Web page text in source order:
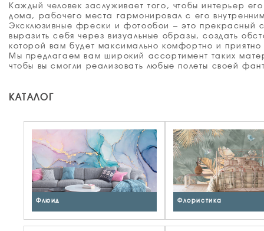
Каждый человек заслуживает того, чтобы интерьер
дома, рабочего места гармонировал с его
Эксклюзивные фрески и фотообои – это прекрасный
выразить себя через визуальные образы, создать
которой вам будет максимально комфортно и приятно
Мы предлагаем вам широкий ассортимент таких
чтобы вы смогли реализовать любые полеты своей
КАТАЛОГ
Флюид Флористика